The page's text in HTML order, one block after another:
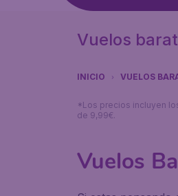
Vuelos
INICIO VUELOS
*Los precios incluyen
de 9,99€.
Vuelos